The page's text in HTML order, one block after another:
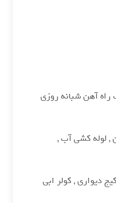
آهن شبانه روزی
, لوله کشی آب ,
دیواری , کولر ابی